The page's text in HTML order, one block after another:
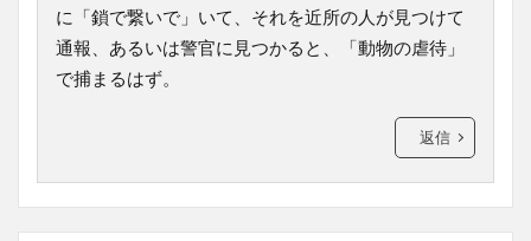
に「鎖で繋いで」いて、それを近所の人が見つけて
通報、あるいは警官に見つかると、「動物の虐待」
で捕まるはず。
返信